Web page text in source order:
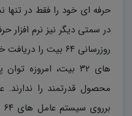
روزرسانی ۶۴ بیت را
های ۳۲ بیت، امروزه
محصول قدرتمند را